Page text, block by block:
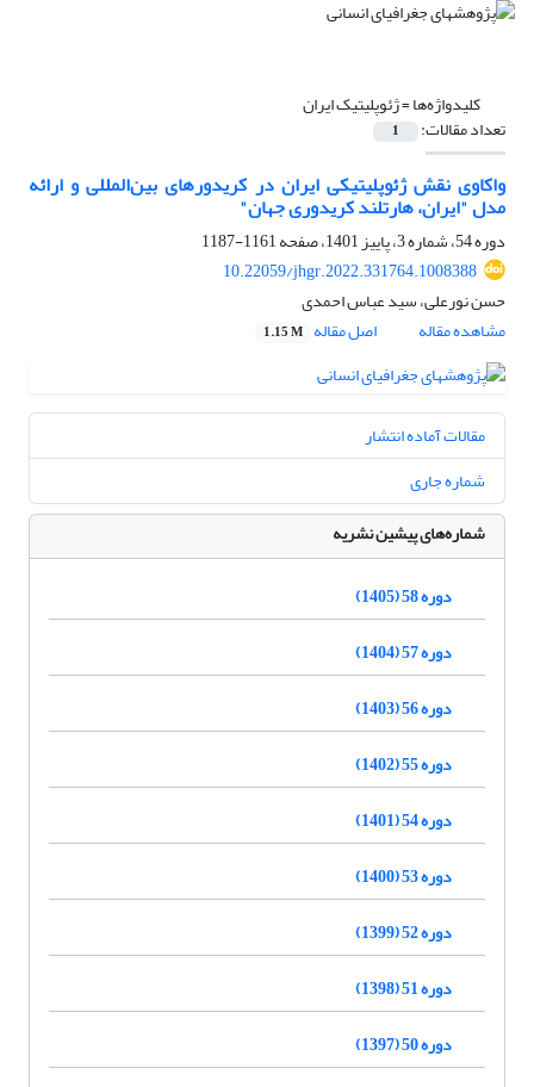
کلیدواژه‌ها =ژئوپلیتیک ایران
تعداد مقالات: 1
واکاوی نقش ژئوپلیتیکی‌ ایران در کریدور‌های بین‌المللی و ارائه
مدل "ایران، هارتلند کریدوری جهان"
دوره 54، شماره 3، پاییز 1401، صفحه
1161-1187
10.22059/jhgr.2022.331764.1008388
حسن نورعلی، سید عباس احمدی
مشاهده مقاله
اصل مقاله 1.15 M
مقالات آماده انتشار
شماره جاری
شماره‌های پیشین نشریه
دوره 58 (1405)
دوره 57 (1404)
دوره 56 (1403)
دوره 55 (1402)
دوره 54 (1401)
دوره 53 (1400)
دوره 52 (1399)
دوره 51 (1398)
دوره 50 (1397)